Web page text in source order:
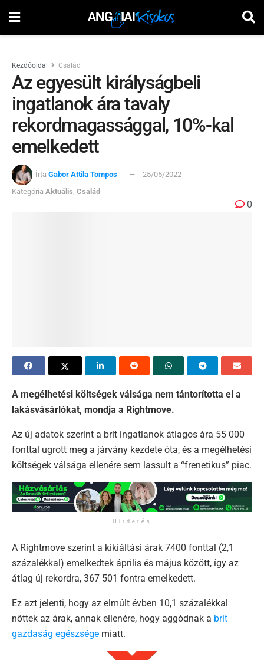
Kezdőoldal Család
Az egyesült királyságbeli
ingatlanok ára tavaly
rekordmagassággal, 10%-kal
emelkedett
Írta Gabor Attila Tompos
25/05/2022
Kategória Aktuális Család
0
A megélhetési költségek válsága nem tántorította el a
lakásvásárlókat, mondja a Rightmove.
Az új adatok szerint a brit ingatlanok átlagos ára 55 000
fonttal ugrott meg a járvány kezdete óta, és a megélhetési
költségek válsága ellenére sem lassult a “frenetikus” piac.
Hirdetés
A Rightmove szerint a kikiáltási árak 7400 fonttal (2,1
százalékkal) emelkedtek április és május között, így az
átlag új rekordra, 367 501 fontra emelkedett.
Ez azt jelenti, hogy az elmúlt évben 10,1 százalékkal
nőttek az árak, annak ellenére, hogy aggódnak a brit
gazdaság egészsége miatt.